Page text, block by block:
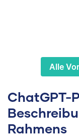
Alle
ChatGPT-
Rahmens